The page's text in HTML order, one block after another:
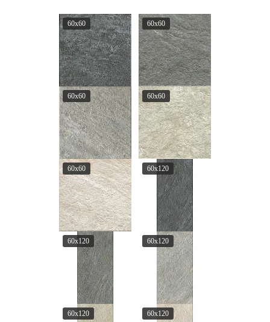
60x60 60x60
60x60 60x60
60x60 60x120
60x120 60x120
60x120 60x120